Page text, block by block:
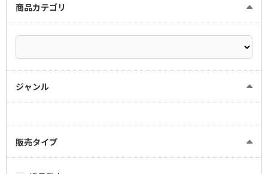
商品カテゴリ
ジャンル
販売タイプ